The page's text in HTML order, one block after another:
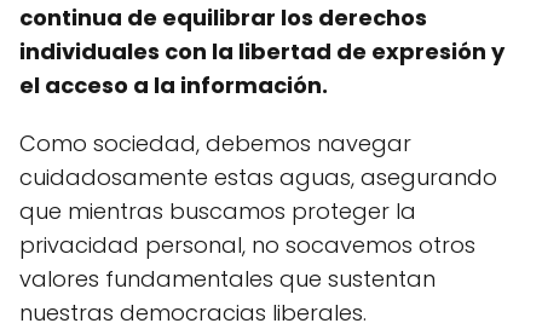
continua de equilibrar los derechos
individuales con la libertad de expresión y
el acceso a la información.
Como sociedad, debemos navegar
cuidadosamente estas aguas, asegurando
que mientras buscamos proteger la
privacidad personal, no socavemos otros
valores fundamentales que sustentan
nuestras democracias liberales.